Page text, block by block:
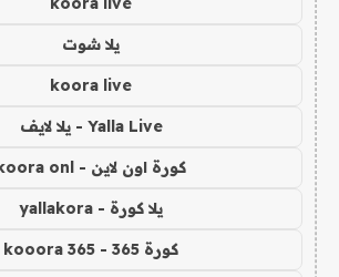
يلا شوت
koora live
Yalla Live - يلا لايف
كورة اون لاين - koora onl
يلا كورة - yallakora
كورة 365 - kooora 365